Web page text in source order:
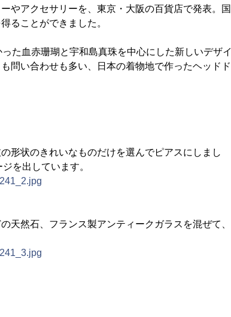
やアクセサリーを、東京・大阪の百貨店で発表。国
ることができました。
た血赤珊瑚と宇和島真珠を中心にした新しいデザイ
問い合わせも多い、日本の着物地で作ったヘッドド
形状のきれいなものだけを選んでピアスにしまし
を出しています。
天然石、フランス製アンティークガラスを混ぜて、